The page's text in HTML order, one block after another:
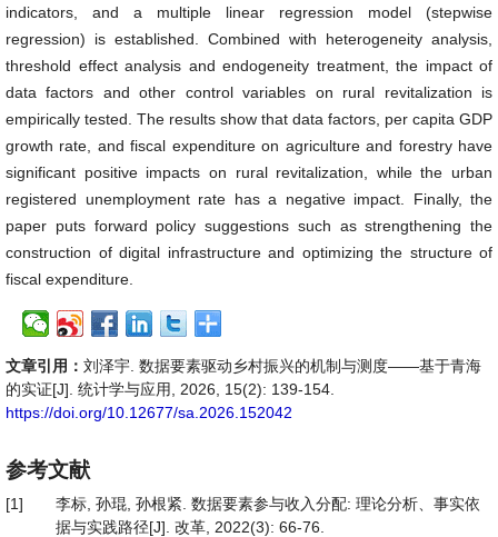
indicators, and a multiple linear regression model (stepwise
regression) is established. Combined with heterogeneity analysis,
threshold effect analysis and endogeneity treatment, the impact of
data factors and other control variables on rural revitalization is
empirically tested. The results show that data factors, per capita GDP
growth rate, and fiscal expenditure on agriculture and forestry have
significant positive impacts on rural revitalization, while the urban
registered unemployment rate has a negative impact. Finally, the
paper puts forward policy suggestions such as strengthening the
construction of digital infrastructure and optimizing the structure of
fiscal expenditure.
文章引用： 刘泽宇. 数据要素驱动乡村振兴的机制与测度——基于青海
的实证[J]. 统计学与应用, 2026, 15(2): 139-154.
https://doi.org/10.12677/sa.2026.152042
参考文献
[1]
李标, 孙琨, 孙根紧. 数据要素参与收入分配: 理论分析、事实依
据与实践路径[J]. 改革, 2022(3): 66-76.